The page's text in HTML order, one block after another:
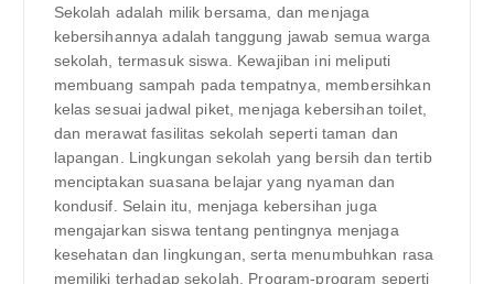
Sekolah adalah milik bersama, dan menjaga
kebersihannya adalah tanggung jawab semua warga
sekolah, termasuk siswa. Kewajiban ini meliputi
membuang sampah pada tempatnya, membersihkan
kelas sesuai jadwal piket, menjaga kebersihan toilet,
dan merawat fasilitas sekolah seperti taman dan
lapangan. Lingkungan sekolah yang bersih dan tertib
menciptakan suasana belajar yang nyaman dan
kondusif. Selain itu, menjaga kebersihan juga
mengajarkan siswa tentang pentingnya menjaga
kesehatan dan lingkungan, serta menumbuhkan rasa
memiliki terhadap sekolah. Program-program seperti